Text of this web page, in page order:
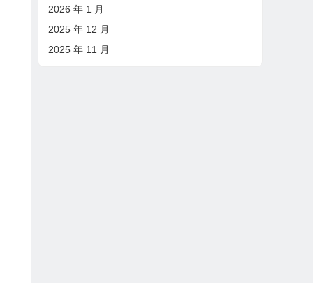
2026 年 1 月
2025 年 12 月
2025 年 11 月